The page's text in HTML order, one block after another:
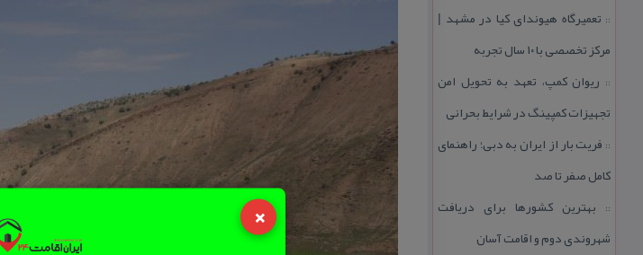
×
:: تعمیرگاه هیوندای كیا در مشهد |
مركز تخصصی با ۱۰ سال تجربه
:: ریوان كمپ، تعهد به تحویل امن
تجهیزات كمپینگ در شرایط بحرانی
:: فریت بار از ایران به دبی؛ راهنمای
كامل صفر تا صد
:: بهترین كشورها برای دریافت
شهروندی دوم و اقامت آسان